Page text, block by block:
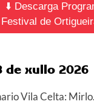
⬇️ Descarga
de
de xullo 2026
Vila Celta: Mirlo.